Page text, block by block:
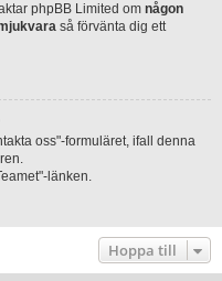
phpBB Limited om någon
så förvänta dig ett
oss"-formuläret, ifall denna
länken.
Hoppa till